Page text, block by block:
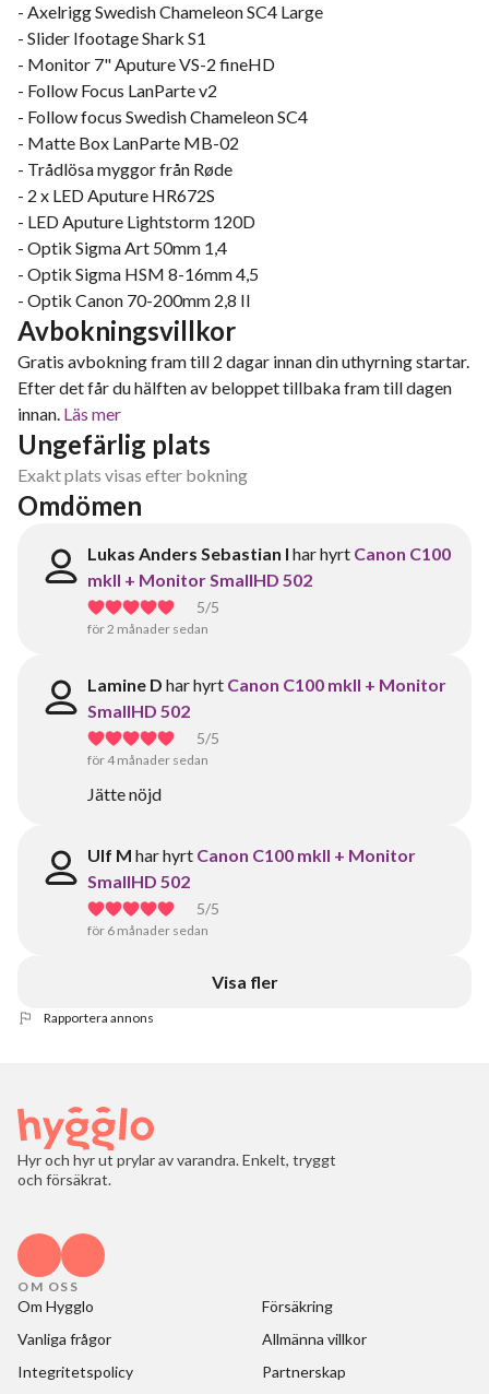
- Axelrigg Swedish Chameleon SC4 Large
- Slider Ifootage Shark S1
- Monitor 7" Aputure VS-2 fineHD
- Follow Focus LanParte v2
- Follow focus Swedish Chameleon SC4
- Matte Box LanParte MB-02
- Trådlösa myggor från Røde
- 2 x LED Aputure HR672S
- LED Aputure Lightstorm 120D
- Optik Sigma Art 50mm 1,4
- Optik Sigma HSM 8-16mm 4,5
- Optik Canon 70-200mm 2,8 II
Avbokningsvillkor
Gratis avbokning fram till 2 dagar innan din uthyrning startar.
Efter det får du hälften av beloppet tillbaka fram till dagen
innan. Läs mer
Ungefärlig plats
Exakt plats visas efter bokning
Omdömen
Lukas Anders Sebastian I har hyrt Canon C100
mkII + Monitor SmallHD 502
5/5
för 2 månader sedan
Lamine D har hyrt Canon C100 mkII + Monitor
SmallHD 502
5/5
för 4 månader sedan
Jätte nöjd
Ulf M har hyrt Canon C100 mkII + Monitor
SmallHD 502
5/5
för 6 månader sedan
Visa fler
Rapportera annons
Hyr och hyr ut prylar av varandra. Enkelt, tryggt
och försäkrat.
OM OSS
Om Hygglo
Försäkring
Vanliga frågor
Allmänna villkor
Integritetspolicy
Partnerskap